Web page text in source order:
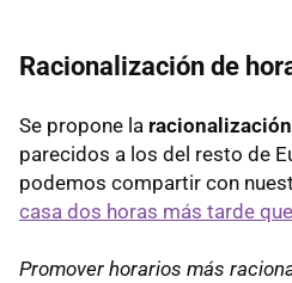
Racionalización de
Se propone la
parecidos a los del resto de
podemos compartir con
casa dos horas más tarde
Promover horarios más